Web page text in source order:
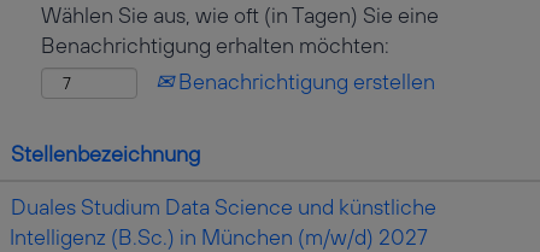
Wählen Sie aus, wie oft (in Tagen) Sie eine
Benachrichtigung erhalten möchten:
Benachrichtigung erstellen
Stellenbezeichnung
Duales Studium Data Science und künstliche
Intelligenz (B.Sc.) in München (m/w/d) 2027